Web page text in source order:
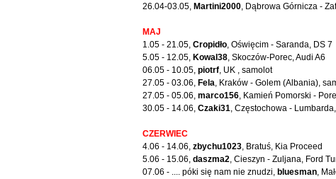
26.04-03.05, Martini2000, Dąbrowa Górnicza -
MAJ
1.05 - 21.05,Cropidło, Oświęcim - Saranda, DS 7
5.05 - 12.05, Kowal38, Skoczów-Porec, Audi A6
06.05 - 10.05,piotrf, UK , samolot
27.05 - 03.06, Fela, Kraków - Golem (Albania),
27.05 - 05.06,marco156, Kamień Pomorski -
30.05 - 14.06,Czaki31, Częstochowa -
CZERWIEC
4.06 - 14.06,zbychu1023, Bratuś, Kia Proceed
5.06 - 15.06,daszma2, Cieszyn - Zuljana, Ford
07.06 - .... póki się nam nie znudzi, bluesman,